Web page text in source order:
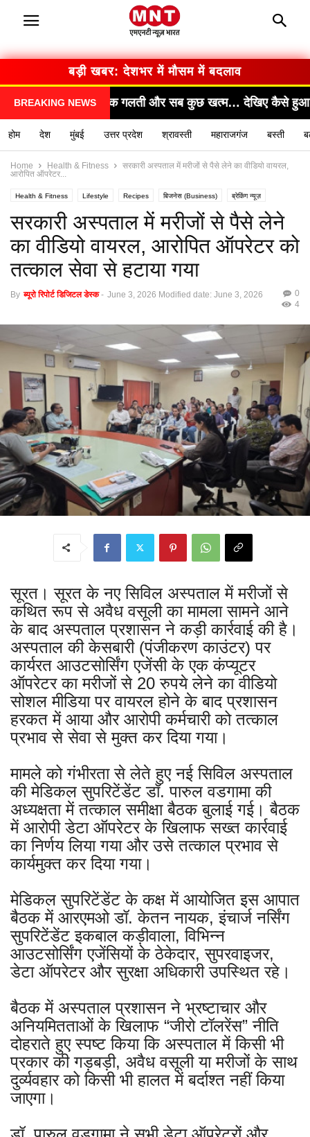
बड़ी खबर: सरकार का बड़ा फैसला
BREAKING NEWS
देखिए कैसे हुआ हादसा!" "सामने आया चौंकाने वाला
होम देश मुंबई उत्तर प्रदेश श्रावस्ती महाराजगंज बस्ती
Home Health & Fitness
सरकारी अस्पताल में मरीजों से पैसे लेने का वीडियो वायरल,
आरोपित ऑपरेटर...
Health & Fitness Lifestyle Recipes बिजनेस (Business) ब्रेकिंग न्यूज़
मनोरंजन (Entertainment) स्वास्थ्य (Health)
सरकारी अस्पताल में मरीजों से पैसे लेने
का वीडियो वायरल, आरोपित ऑपरेटर को
तत्काल सेवा से हटाया गया
By ब्यूरो रिपोर्ट डिजिटल डेस्क - June 3, 2026 Modified date: June 3, 2026
0
4
सूरत। सूरत के नए सिविल अस्पताल में मरीजों से
कथित रूप से अवैध वसूली का मामला सामने आने
के बाद अस्पताल प्रशासन ने कड़ी कार्रवाई की है।
अस्पताल की केसबारी (पंजीकरण काउंटर) पर
कार्यरत आउटसोर्सिंग एजेंसी के एक कंप्यूटर
ऑपरेटर का मरीजों से 20 रुपये लेने का वीडियो
सोशल मीडिया पर वायरल होने के बाद प्रशासन
हरकत में आया और आरोपी कर्मचारी को तत्काल
प्रभाव से सेवा से मुक्त कर दिया गया।
मामले को गंभीरता से लेते हुए नई सिविल अस्पताल
की मेडिकल सुपरिटेंडेंट डॉ. पारुल वडगामा की
अध्यक्षता में तत्काल समीक्षा बैठक बुलाई गई। बैठक
में आरोपी डेटा ऑपरेटर के खिलाफ सख्त कार्रवाई
का निर्णय लिया गया और उसे तत्काल प्रभाव से
कार्यमुक्त कर दिया गया।
मेडिकल सुपरिटेंडेंट के कक्ष में आयोजित इस आपात
बैठक में आरएमओ डॉ. केतन नायक, इंचार्ज नर्सिंग
सुपरिटेंडेंट इकबाल कड़ीवाला, विभिन्न
आउटसोर्सिंग एजेंसियों के ठेकेदार, सुपरवाइजर,
डेटा ऑपरेटर और सुरक्षा अधिकारी उपस्थित रहे।
बैठक में अस्पताल प्रशासन ने भ्रष्टाचार और
अनियमितताओं के खिलाफ “जीरो टॉलरेंस” नीति
दोहराते हुए स्पष्ट किया कि अस्पताल में किसी भी
प्रकार की गड़बड़ी, अवैध वसूली या मरीजों के साथ
दुर्व्यवहार को किसी भी हालत में बर्दाश्त नहीं किया
जाएगा।